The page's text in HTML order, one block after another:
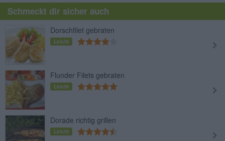
Schmeckt dir sicher auch
Dorschfilet gebraten
Leicht
Flunder Filets gebraten
Leicht
Dorade richtig grillen
Leicht